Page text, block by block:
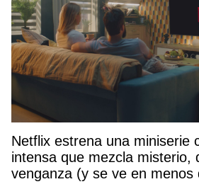
Netflix estrena una miniserie
intensa que mezcla misterio,
venganza (y se ve en menos